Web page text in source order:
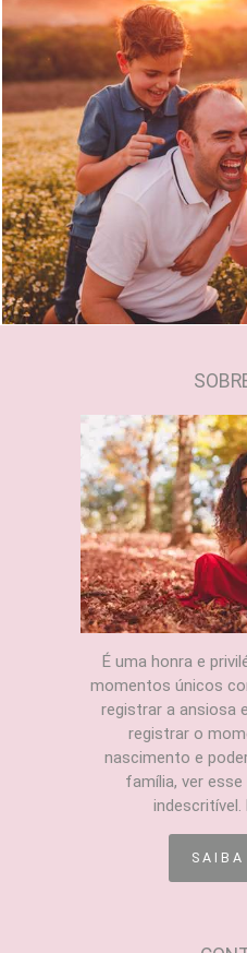
1468
É uma honra e
momentos únicos
registrar a ansiosa
registrar o
nascimento e
família, ver esse
indescritível.